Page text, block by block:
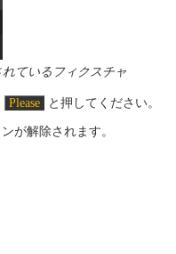
ているフィクスチャ
Please と押してください。
が解除されます。